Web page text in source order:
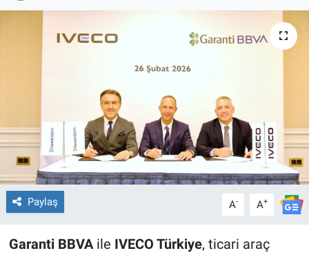
Paylaş A- A+
Garanti BBVAile IVECO Türkiye, ticari araç